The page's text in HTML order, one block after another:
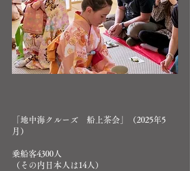
「地中海クルーズ 船上茶会」（2025年5
月）
乗船客4300人
（その内日本人は14人）